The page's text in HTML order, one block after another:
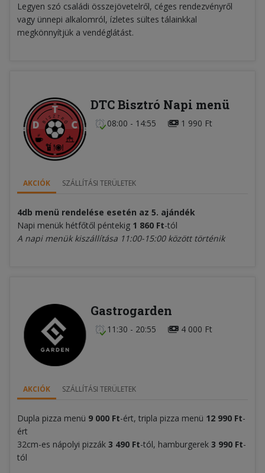
Legyen szó családi összejövetelről, céges rendezvényről
vagy ünnepi alkalomról, ízletes sültes tálainkkal
megkönnyítjük a vendéglátást.
DTC Bisztró Napi menü
08:00 - 14:55 1 990 Ft
AKCIÓK SZÁLLÍTÁSI TERÜLETEK
4db menü rendelése esetén az 5. ajándék
Napi menük hétfőtől péntekig 1 860 Ft-tól
A napi menük kiszállítása 11:00-15:00 között történik
Gastrogarden
11:30 - 20:55 4 000 Ft
AKCIÓK SZÁLLÍTÁSI TERÜLETEK
Dupla pizza menü 9 000 Ft-ért, tripla pizza menü 12 990 Ft-
ért
32cm-es nápolyi pizzák 3 490 Ft-tól, hamburgerek 3 990 Ft-
tól